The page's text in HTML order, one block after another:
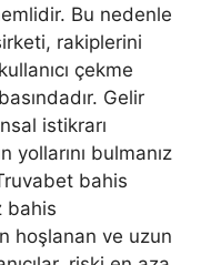
Bu nedenle
rakiplerini
çekme
Gelir
istikrarı
yollarını bulmanız
bahis
bahis
hoşlanan ve uzun